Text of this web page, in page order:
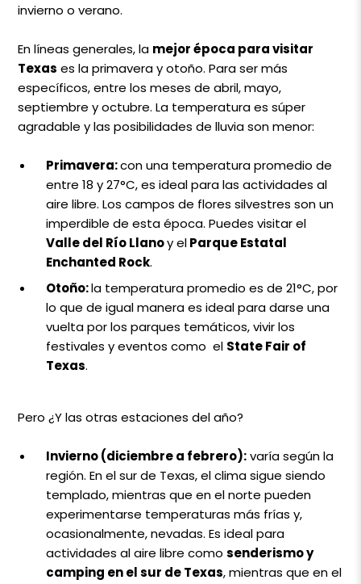
invierno o verano.
En líneas generales, la mejor época para visitar
Texas es la primavera y otoño. Para ser más
específicos, entre los meses de abril, mayo,
septiembre y octubre. La temperatura es súper
agradable y las posibilidades de lluvia son menor:
Primavera:con una temperatura promedio de
entre 18 y 27°C, es ideal para las actividades al
aire libre. Los campos de flores silvestres son un
imperdible de esta época. Puedes visitar el
Valle del Río Llanoy elParque Estatal
Enchanted Rock.
Otoño:la temperatura promedio es de 21°C, por
lo que de igual manera es ideal para darse una
vuelta por los parques temáticos, vivir los
festivales y eventos como el State Fair of
Texas.
Pero ¿Y las otras estaciones del año?
Invierno (diciembre a febrero):varía según la
región. En el sur de Texas, el clima sigue siendo
templado, mientras que en el norte pueden
experimentarse temperaturas más frías y,
ocasionalmente, nevadas. Es ideal para
actividades al aire libre comosenderismo y
camping en el sur de Texas, mientras que en el